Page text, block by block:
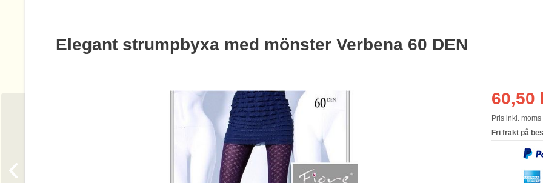
Elegant strumpbyxa med mönster Verbena 60 DEN
60,50
Pris inkl. moms
Fri frakt på